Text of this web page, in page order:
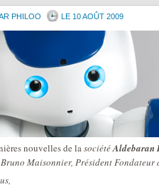
PHILOO LE 10 AOÛT 2009
nouvelles de lasociétéAldebaran
Maisonnier, Président Fondateur